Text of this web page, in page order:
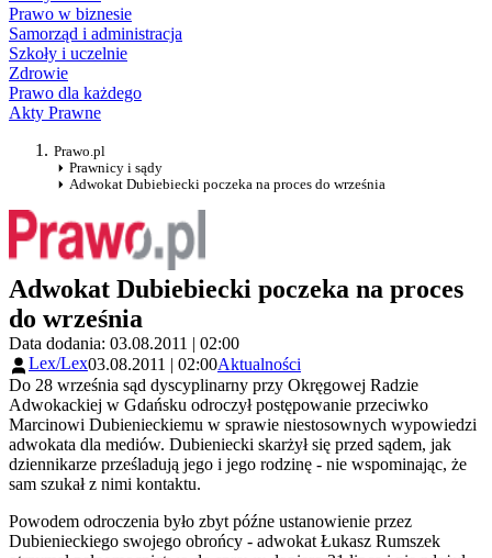
Prawo w biznesie
Samorząd i administracja
Szkoły i uczelnie
Zdrowie
Prawo dla każdego
Akty Prawne
Prawo.pl
Prawnicy i sądy
Adwokat Dubiebiecki poczeka na proces do września
Adwokat Dubiebiecki poczeka na proces
do września
Data dodania: 03.08.2011 | 02:00
Lex/Lex03.08.2011 | 02:00Aktualności
Do 28 września sąd dyscyplinarny przy Okręgowej Radzie
Adwokackiej w Gdańsku odroczył postępowanie przeciwko
Marcinowi Dubienieckiemu w sprawie niestosownych wypowiedzi
adwokata dla mediów. Dubieniecki skarżył się przed sądem, jak
dziennikarze prześladują jego i jego rodzinę - nie wspominając, że
sam szukał z nimi kontaktu.
Powodem odroczenia było zbyt późne ustanowienie przez
Dubienieckiego swojego obrońcy - adwokat Łukasz Rumszek